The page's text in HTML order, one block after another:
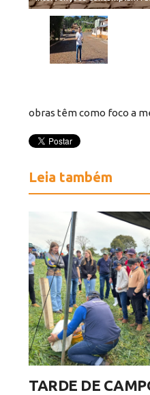
obras têm como foco a
Leia também
TARDE DE